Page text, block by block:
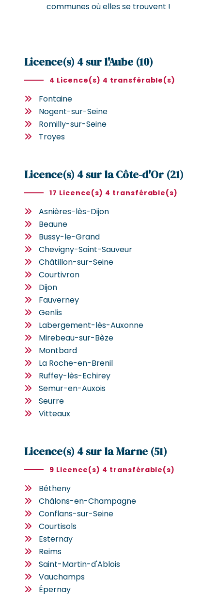
communes où elles se trouvent !
Licence(s) 4 sur l'Aube (10)
4 Licence(s) 4 transférable(s)
Fontaine
Nogent-sur-Seine
Romilly-sur-Seine
Troyes
Licence(s) 4 sur la Côte-d'Or (21)
17 Licence(s) 4 transférable(s)
Asnières-lès-Dijon
Beaune
Bussy-le-Grand
Chevigny-Saint-Sauveur
Châtillon-sur-Seine
Courtivron
Dijon
Fauverney
Genlis
Labergement-lès-Auxonne
Mirebeau-sur-Bèze
Montbard
La Roche-en-Brenil
Ruffey-lès-Echirey
Semur-en-Auxois
Seurre
Vitteaux
Licence(s) 4 sur la Marne (51)
9 Licence(s) 4 transférable(s)
Bétheny
Châlons-en-Champagne
Conflans-sur-Seine
Courtisols
Esternay
Reims
Saint-Martin-d'Ablois
Vauchamps
Épernay